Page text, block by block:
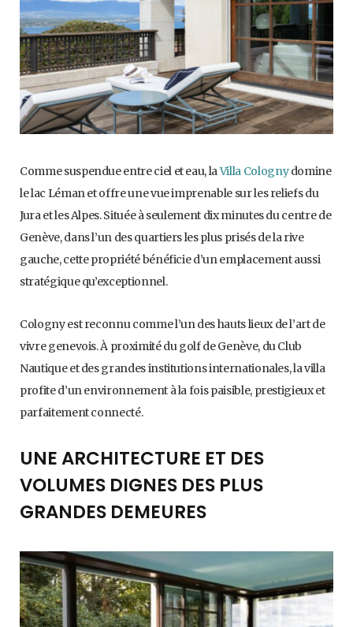
Comme suspendue entre ciel et eau, laVilla Colognydomine
le lac Léman et offre une vue imprenable sur les reliefs du
Jura et les Alpes. Située à seulement dix minutes du centre de
Genève, dans l’un des quartiers les plus prisés de la rive
gauche, cette propriété bénéficie d’un emplacement aussi
stratégique qu’exceptionnel.
Cologny est reconnu comme l’un des hauts lieux de l’art de
vivre genevois. À proximité du golf de Genève, du Club
Nautique et des grandes institutions internationales, la villa
profite d’un environnement à la fois paisible, prestigieux et
parfaitement connecté.
UNE ARCHITECTURE ET DES
VOLUMES DIGNES DES PLUS
GRANDES DEMEURES